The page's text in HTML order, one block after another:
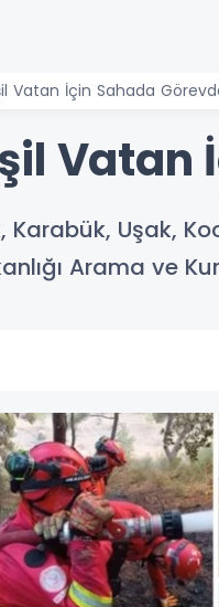
Vatan İçin Sahada
Karabük, Uşak,
Arama ve